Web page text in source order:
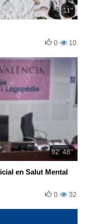
11''
10
0
92' 48''
en Salut Mental
32
0